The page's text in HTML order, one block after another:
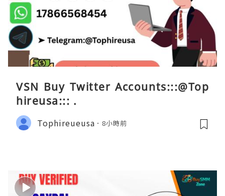
VSN Buy Twitter Accounts:::@Top
hireusa::: .
Tophireueusa 8小時前